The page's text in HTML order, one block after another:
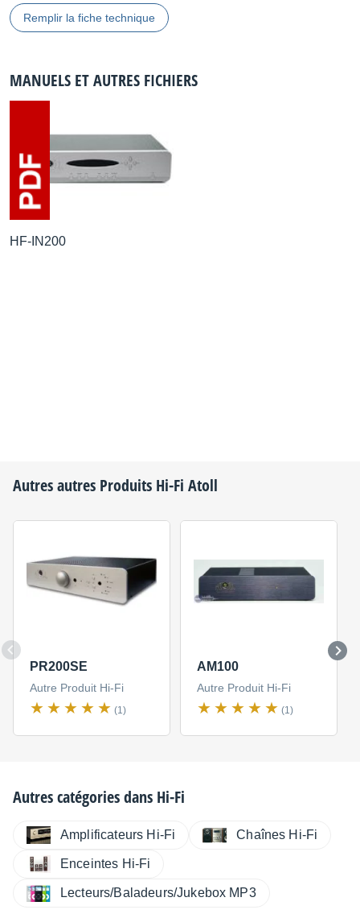
Remplir la fiche technique
MANUELS ET AUTRES FICHIERS
HF-IN200
Autres autres Produits Hi-Fi Atoll
PR200SE
Autre Produit Hi-Fi
(1)
AM100
Autre Produit Hi-Fi
(1)
Autres catégories dans Hi-Fi
Amplificateurs Hi-Fi Chaînes Hi-Fi
Enceintes Hi-Fi
Lecteurs/Baladeurs/Jukebox MP3